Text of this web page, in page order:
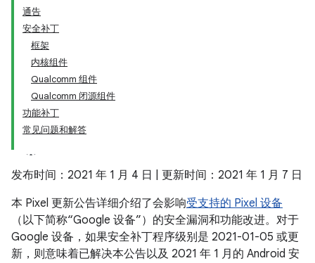
通告
安全补丁
框架
内核组件
Qualcomm 组件
Qualcomm 闭源组件
功能补丁
常见问题和解答
发布时间：2021 年 1 月 4 日 | 更新时间：2021 年 1 月 7 日
本 Pixel 更新公告详细介绍了会影响受支持的 Pixel 设备
（以下简称“Google 设备”）的安全漏洞和功能改进。对于
Google 设备，如果安全补丁程序级别是 2021-01-05 或更
新，则意味着已解决本公告以及 2021 年 1 月的 Android 安